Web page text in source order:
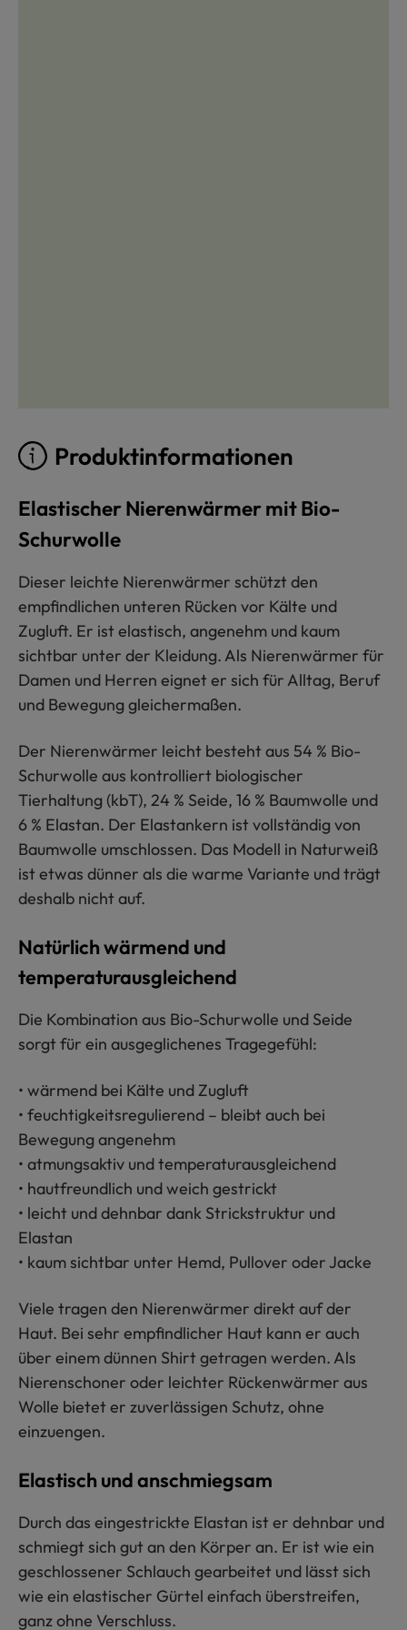
Produktinformationen
Elastischer Nierenwärmer mit Bio-
Schurwolle
Dieser leichte Nierenwärmer schützt den
empfindlichen unteren Rücken vor Kälte und
Zugluft. Er ist elastisch, angenehm und kaum
sichtbar unter der Kleidung. Als Nierenwärmer für
Damen und Herren eignet er sich für Alltag, Beruf
und Bewegung gleichermaßen.
Der Nierenwärmer leicht besteht aus 54 % Bio-
Schurwolle aus kontrolliert biologischer
Tierhaltung (kbT), 24 % Seide, 16 % Baumwolle und
6 % Elastan. Der Elastankern ist vollständig von
Baumwolle umschlossen. Das Modell in Naturweiß
ist etwas dünner als die warme Variante und trägt
deshalb nicht auf.
Natürlich wärmend und
temperaturausgleichend
Die Kombination aus Bio-Schurwolle und Seide
sorgt für ein ausgeglichenes Tragegefühl:
• wärmend bei Kälte und Zugluft
• feuchtigkeitsregulierend – bleibt auch bei
Bewegung angenehm
• atmungsaktiv und temperaturausgleichend
• hautfreundlich und weich gestrickt
• leicht und dehnbar dank Strickstruktur und
Elastan
• kaum sichtbar unter Hemd, Pullover oder Jacke
Viele tragen den Nierenwärmer direkt auf der
Haut. Bei sehr empfindlicher Haut kann er auch
über einem dünnen Shirt getragen werden. Als
Nierenschoner oder leichter Rückenwärmer aus
Wolle bietet er zuverlässigen Schutz, ohne
einzuengen.
Elastisch und anschmiegsam
Durch das eingestrickte Elastan ist er dehnbar und
schmiegt sich gut an den Körper an. Er ist wie ein
geschlossener Schlauch gearbeitet und lässt sich
wie ein elastischer Gürtel einfach überstreifen,
ganz ohne Verschluss.